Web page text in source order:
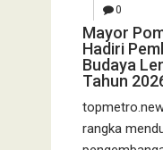
0
Mayor
Hadiri
Budaya
Tahun
rangka